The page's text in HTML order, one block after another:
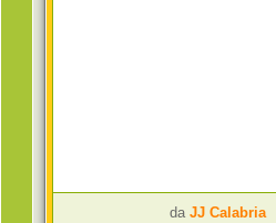
daJJ Calabria